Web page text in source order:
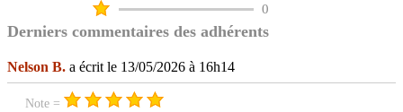
0
Derniers commentaires des adhérents
Nelson B. a écrit le 13/05/2026 à 16h14
Note =